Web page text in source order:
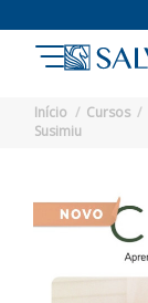
Início Cursos
Susimiu